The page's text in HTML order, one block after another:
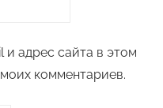
адрес сайта в этом
комментариев.